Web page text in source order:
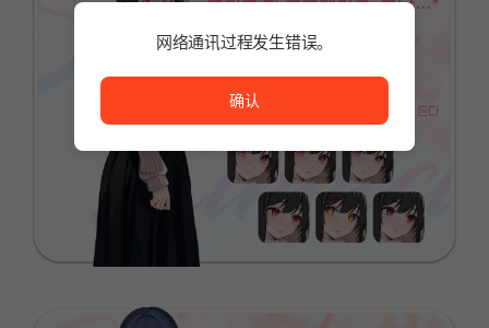
网络通讯过程发生错误。
确认